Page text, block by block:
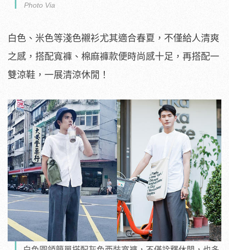
Photo Via
白色、米色等淺色襯衫尤其適合春夏，不僅給人清爽
之感，搭配寬褲、棉麻褲款便時尚感十足，再搭配一
雙涼鞋，一展清涼休閒！